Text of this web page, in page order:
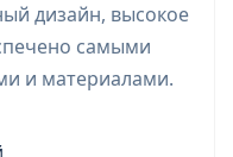
дизайн, высокое
самыми
и материалами.